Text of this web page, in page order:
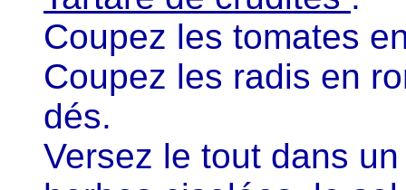
Coupez les tomates
Coupez les radis en
dés.
Versez le tout dans